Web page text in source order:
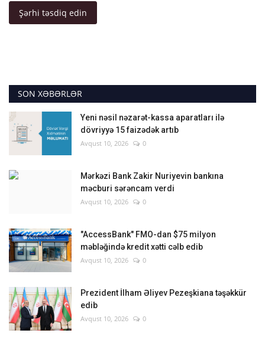
Şərhi təsdiq edin
SON XƏBƏRLƏR
Yeni nəsil nəzarət-kassa aparatları ilə
dövriyyə 15 faizədək artıb
Avqust 10, 2026 0
Mərkəzi Bank Zakir Nuriyevin bankına
məcburi sərəncam verdi
Avqust 10, 2026 0
"AccessBank" FMO-dan $75 milyon
məbləğində kredit xətti cəlb edib
Avqust 10, 2026 0
Prezident İlham Əliyev Pezeşkiana təşəkkür
edib
Avqust 10, 2026 0